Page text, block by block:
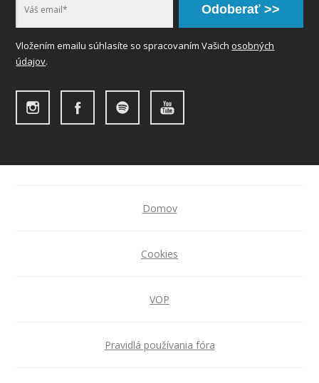
Odoberať >>
Vložením emailu súhlasíte so spracovaním Vašich osobných
údajov.
Domov
Cookies
VOP
Pravidlá používania fóra